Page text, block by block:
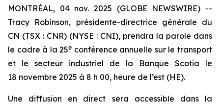
MONTRÉAL, 04 nov. 2025 (GLOBE NEWSWIRE) --
Tracy Robinson, présidente-directrice générale du
CN (TSX : CNR) (NYSE : CNI), prendra la parole dans
le cadre à la 25e conférence annuelle sur le transport
et le secteur industriel de la Banque Scotia le
18 novembre 2025 à 8 h 00, heure de l’est (HE).
Une diffusion en direct sera accessible dans la